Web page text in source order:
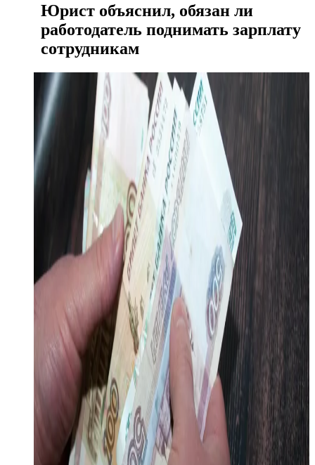
Юрист объяснил, обязан ли
работодатель поднимать зарплату
сотрудникам